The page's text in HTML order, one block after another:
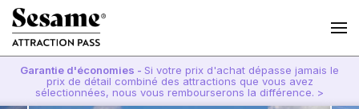
Garantie d'économies - Si votre prix d'achat dépasse jamais le
prix de détail combiné des attractions que vous avez
sélectionnées, nous vous rembourserons la différence. >